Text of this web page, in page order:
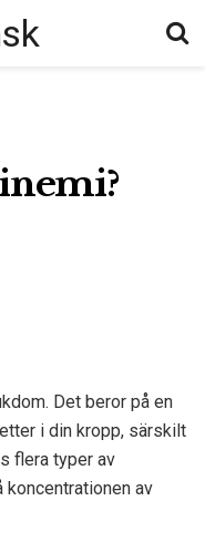
Det beror på en
i din kropp, särskilt
flera typer av
koncentrationen av